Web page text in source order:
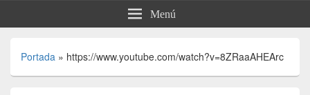
Menú
Portada » https://www.youtube.com/watch?v=8ZRaaAHEArc